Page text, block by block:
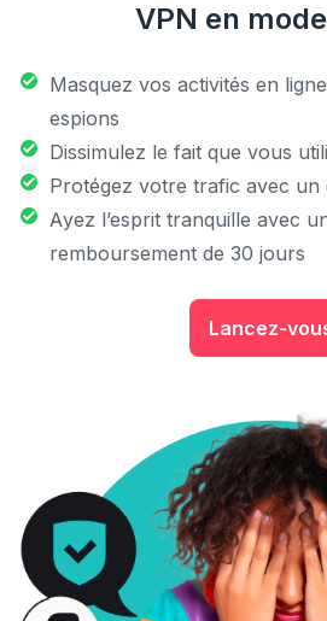
VPN en
Masquez vos activités en
espions
Dissimulez le fait que vous
Protégez votre trafic avec un
Ayez l’esprit tranquille avec
remboursement de 30 jours
Lancez-